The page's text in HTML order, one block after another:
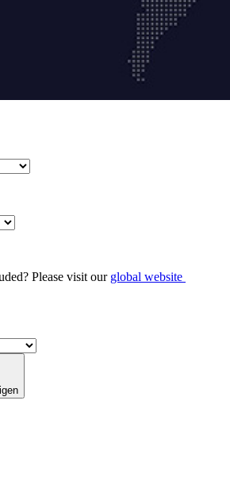
Please visit our global website